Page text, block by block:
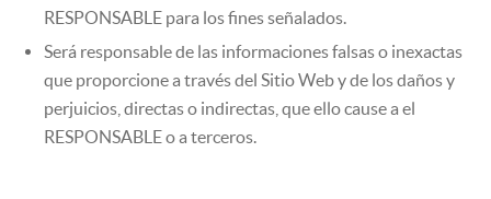
RESPONSABLE para los fines señalados.
Será responsable de las informaciones falsas o inexactas
que proporcione a través del Sitio Web y de los daños y
perjuicios, directas o indirectas, que ello cause a el
RESPONSABLE o a terceros.